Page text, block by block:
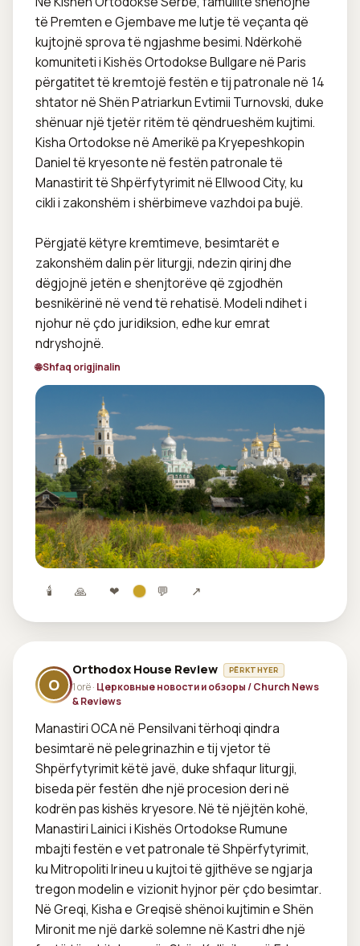
të Premten e Gjembave me lutje të veçanta që
kujtojnë sprova të ngjashme besimi. Ndërkohë
komuniteti i Kishës Ortodokse Bullgare në Paris
përgatitet të kremtojë festën e tij patronale në 14
shtator në Shën Patriarkun Evtimii Turnovski, duke
shënuar një tjetër ritëm të qëndrueshëm kujtimi.
Kisha Ortodokse në Amerikë pa Kryepeshkopin
Daniel të kryesonte në festën patronale të
Manastirit të Shpërfytyrimit në Ellwood City, ku
cikli i zakonshëm i shërbimeve vazhdoi pa bujë.
Përgjatë këtyre kremtimeve, besimtarët e
zakonshëm dalin për liturgji, ndezin qirinj dhe
dëgjojnë jetën e shenjtorëve që zgjodhën
besnikërinë në vend të rehatisë. Modeli ndihet i
njohur në çdo juridiksion, edhe kur emrat
ndryshojnë.
🌐 Shfaq origjinalin
🕯 🙏 ❤ 💬 ↗
O
Orthodox House Review PËRKTHYER
1 orë · Церковные новости и обзоры / Church News
& Reviews
Manastiri OCA në Pensilvani tërhoqi qindra
besimtarë në pelegrinazhin e tij vjetor të
Shpërfytyrimit këtë javë, duke shfaqur liturgji,
biseda për festën dhe një procesion deri në
kodrën pas kishës kryesore. Në të njëjtën kohë,
Manastiri Lainici i Kishës Ortodokse Rumune
mbajti festën e vet patronale të Shpërfytyrimit,
ku Mitropoliti Irineu u kujtoi të gjithëve se ngjarja
tregon modelin e vizionit hyjnor për çdo besimtar.
Në Greqi, Kisha e Greqisë shënoi kujtimin e Shën
Mironit me një darkë solemne në Kastri dhe një